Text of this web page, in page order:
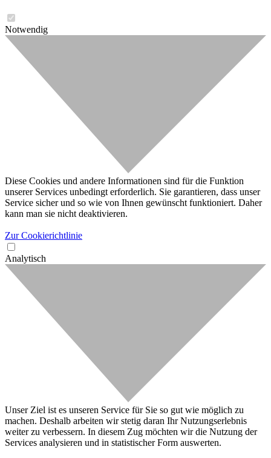
Notwendig
Diese Cookies und andere Informationen sind für die Funktion
unserer Services unbedingt erforderlich. Sie garantieren, dass unser
Service sicher und so wie von Ihnen gewünscht funktioniert. Daher
kann man sie nicht deaktivieren.
Zur Cookierichtlinie
Analytisch
Unser Ziel ist es unseren Service für Sie so gut wie möglich zu
machen. Deshalb arbeiten wir stetig daran Ihr Nutzungserlebnis
weiter zu verbessern. In diesem Zug möchten wir die Nutzung der
Services analysieren und in statistischer Form auswerten.